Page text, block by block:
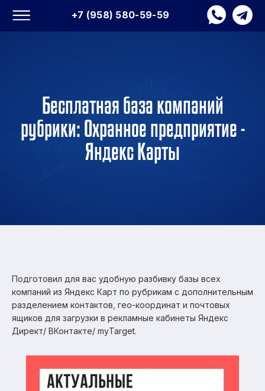
+7 (958) 580-59-59
Бесплатная база компаний
рубрики: Охранное предприятие -
Яндекс Карты
Подготовил для вас удобную разбивку базы всех
компаний из Яндекс Карт по рубрикам с дополнительным
разделением контактов, гео-координат и почтовых
ящиков для загрузки в рекламные кабинеты Яндекс
Директ/ ВКонтакте/ myTarget.